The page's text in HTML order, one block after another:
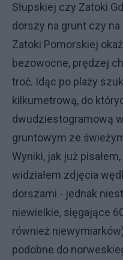
Słupskiej czy Zatoki
dorszy na grunt czy
Zatoki Pomorskiej
bezowocne, prędzej
troć. Idąc po plaży
kilkumetrową, do
dwudziestogramową
gruntowym ze
Wyniki, jak już
widziałem zdjęcia
dorszami - jednak
niewielkie, sięgające
również
podobne do